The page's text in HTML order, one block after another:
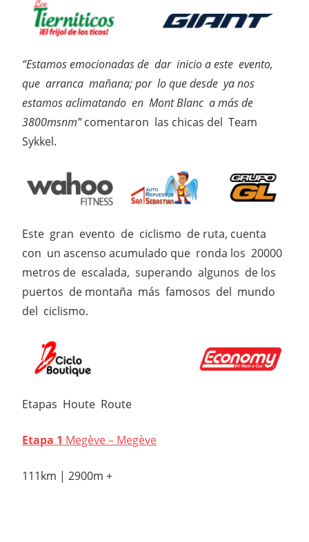
“Estamos emocionadas de dar inicio a este evento,
que arranca mañana; por lo que desde ya nos
estamos aclimatando en Mont Blanc a más de
3800msnm”comentaron las chicas del Team
Sykkel.
Este gran evento de ciclismo de ruta, cuenta
con un ascenso acumulado que ronda los 20000
metros de escalada, superando algunos de los
puertos de montaña más famosos del mundo
del ciclismo.
Etapas Houte Route
Etapa 1 Megève – Megève
111km | 2900m +